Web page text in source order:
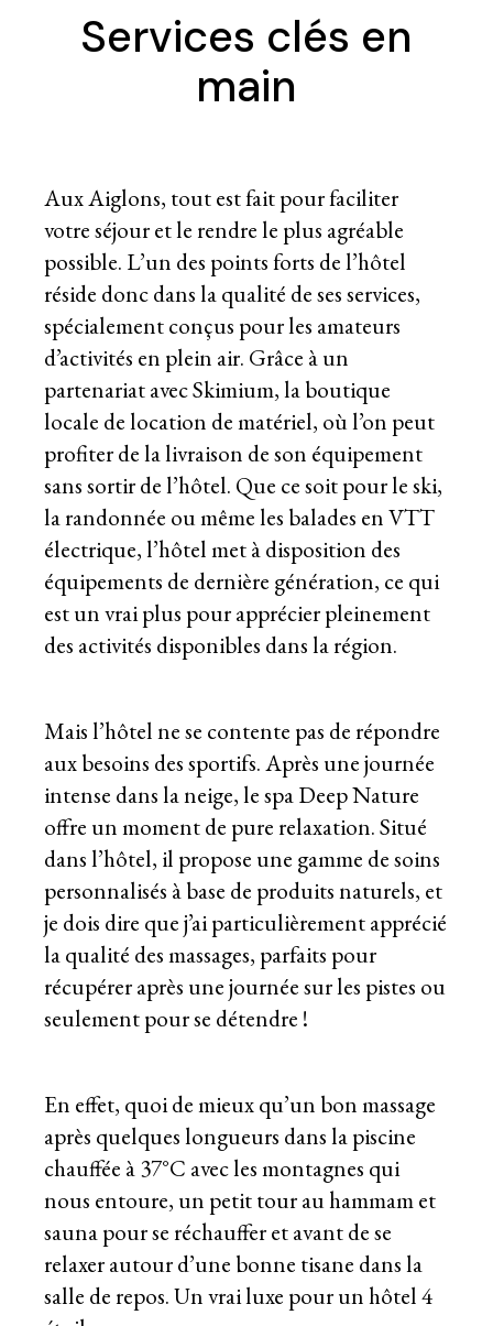
Services clés en
main
Aux Aiglons, tout est fait pour faciliter
votre séjour et le rendre le plus agréable
possible. L’un des points forts de l’hôtel
réside donc dans la qualité de ses services,
spécialement conçus pour les amateurs
d’activités en plein air. Grâce à un
partenariat avec Skimium, la boutique
locale de location de matériel, où l’on peut
profiter de la livraison de son équipement
sans sortir de l’hôtel. Que ce soit pour le ski,
la randonnée ou même les balades en VTT
électrique, l’hôtel met à disposition des
équipements de dernière génération, ce qui
est un vrai plus pour apprécier pleinement
des activités disponibles dans la région.
Mais l’hôtel ne se contente pas de répondre
aux besoins des sportifs. Après une journée
intense dans la neige, le spa Deep Nature
offre un moment de pure relaxation. Situé
dans l’hôtel, il propose une gamme de soins
personnalisés à base de produits naturels, et
je dois dire que j’ai particulièrement apprécié
la qualité des massages, parfaits pour
récupérer après une journée sur les pistes ou
seulement pour se détendre !
En effet, quoi de mieux qu’un bon massage
après quelques longueurs dans la piscine
chauffée à 37°C avec les montagnes qui
nous entoure, un petit tour au hammam et
sauna pour se réchauffer et avant de se
relaxer autour d’une bonne tisane dans la
salle de repos. Un vrai luxe pour un hôtel 4